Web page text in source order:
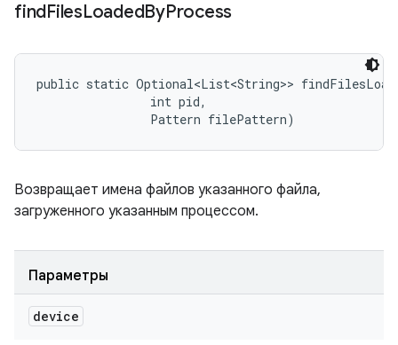
findFilesLoadedByProcess
public static Optional<List<String>>
                int pid,
                Pattern filePattern)
Возвращает имена файлов указанного файла,
загруженного указанным процессом.
Параметры
device